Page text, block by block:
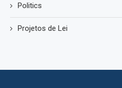
Politics
Projetos de Lei